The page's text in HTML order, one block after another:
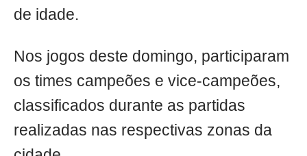
de idade.
Nos jogos deste domingo, participaram
os times campeões e vice-campeões,
classificados durante as partidas
realizadas nas respectivas zonas da